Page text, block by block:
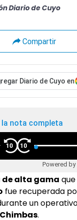
Diario de Cuyo
Compartir
Diario de Cuyo en
la nota completa
10 10
Powered
alta gama
fue recuperada
un
Chimbas.